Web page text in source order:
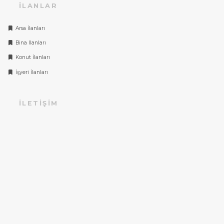
İLANLAR
Arsa İlanları
Bina İlanları
Konut İlanları
İşyeri İlanları
İLETIŞIM